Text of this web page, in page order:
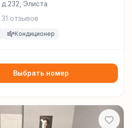
Элиста
31 отзывов
Кондиционер
Выбрать номер